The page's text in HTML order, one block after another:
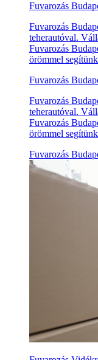
Fuvarozás
Fuvarozás
teherautóval.
Fuvarozás
örömmel segítünk
Fuvarozás
Fuvarozás
teherautóval.
Fuvarozás
örömmel segítünk
Fuvarozás